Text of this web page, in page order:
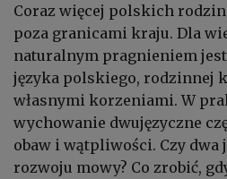
Coraz więcej polskich
poza granicami kraju. Dla
naturalnym pragnieniem
języka polskiego, rodzinnej
własnymi korzeniami. W
wychowanie dwujęzyczne
obaw i wątpliwości. Czy dwa
rozwoju mowy? Co zrobić,